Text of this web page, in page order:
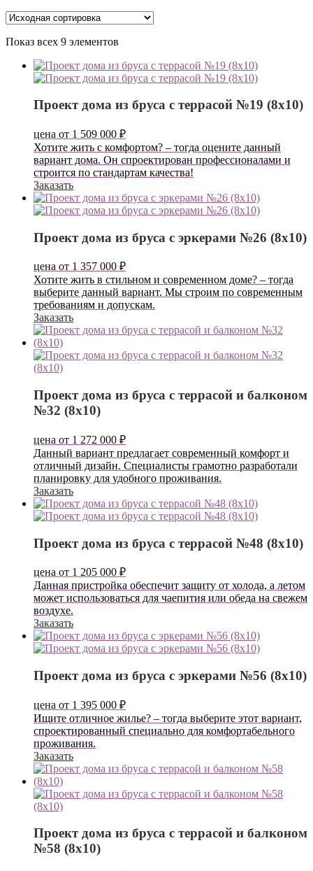
Показ всех 9 элементов
Проект дома из бруса с террасой №19 (8х10)
цена от 1 509 000 ₽
Хотите жить с комфортом? – тогда оцените данный
вариант дома. Он спроектирован профессионалами и
строится по стандартам качества!
Заказать
Проект дома из бруса с эркерами №26 (8х10)
цена от 1 357 000 ₽
Хотите жить в стильном и современном доме? – тогда
выберите данный вариант. Мы строим по современным
требованиям и допускам.
Заказать
Проект дома из бруса с террасой и балконом
№32 (8х10)
цена от 1 272 000 ₽
Данный вариант предлагает современный комфорт и
отличный дизайн. Специалисты грамотно разработали
планировку для удобного проживания.
Заказать
Проект дома из бруса с террасой №48 (8х10)
цена от 1 205 000 ₽
Данная пристройка обеспечит защиту от холода, а летом
может использоваться для чаепития или обеда на свежем
воздухе.
Заказать
Проект дома из бруса с эркерами №56 (8х10)
цена от 1 395 000 ₽
Ищите отличное жилье? – тогда выберите этот вариант,
спроектированный специально для комфортабельного
проживания.
Заказать
Проект дома из бруса с террасой и балконом
№58 (8х10)